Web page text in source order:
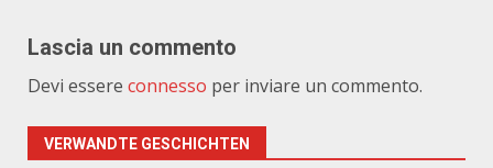
Lascia un commento
Devi essere connesso per inviare un commento.
VERWANDTE GESCHICHTEN